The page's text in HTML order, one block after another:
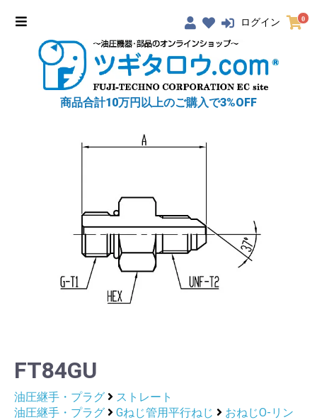
ログイン 0
商品合計10万円以上のご購入で3%OFF
FT84GU
油圧継手・プラグ
ストレート
油圧継手・プラグ
Gねじ管用平行ねじ
おねじO-リン